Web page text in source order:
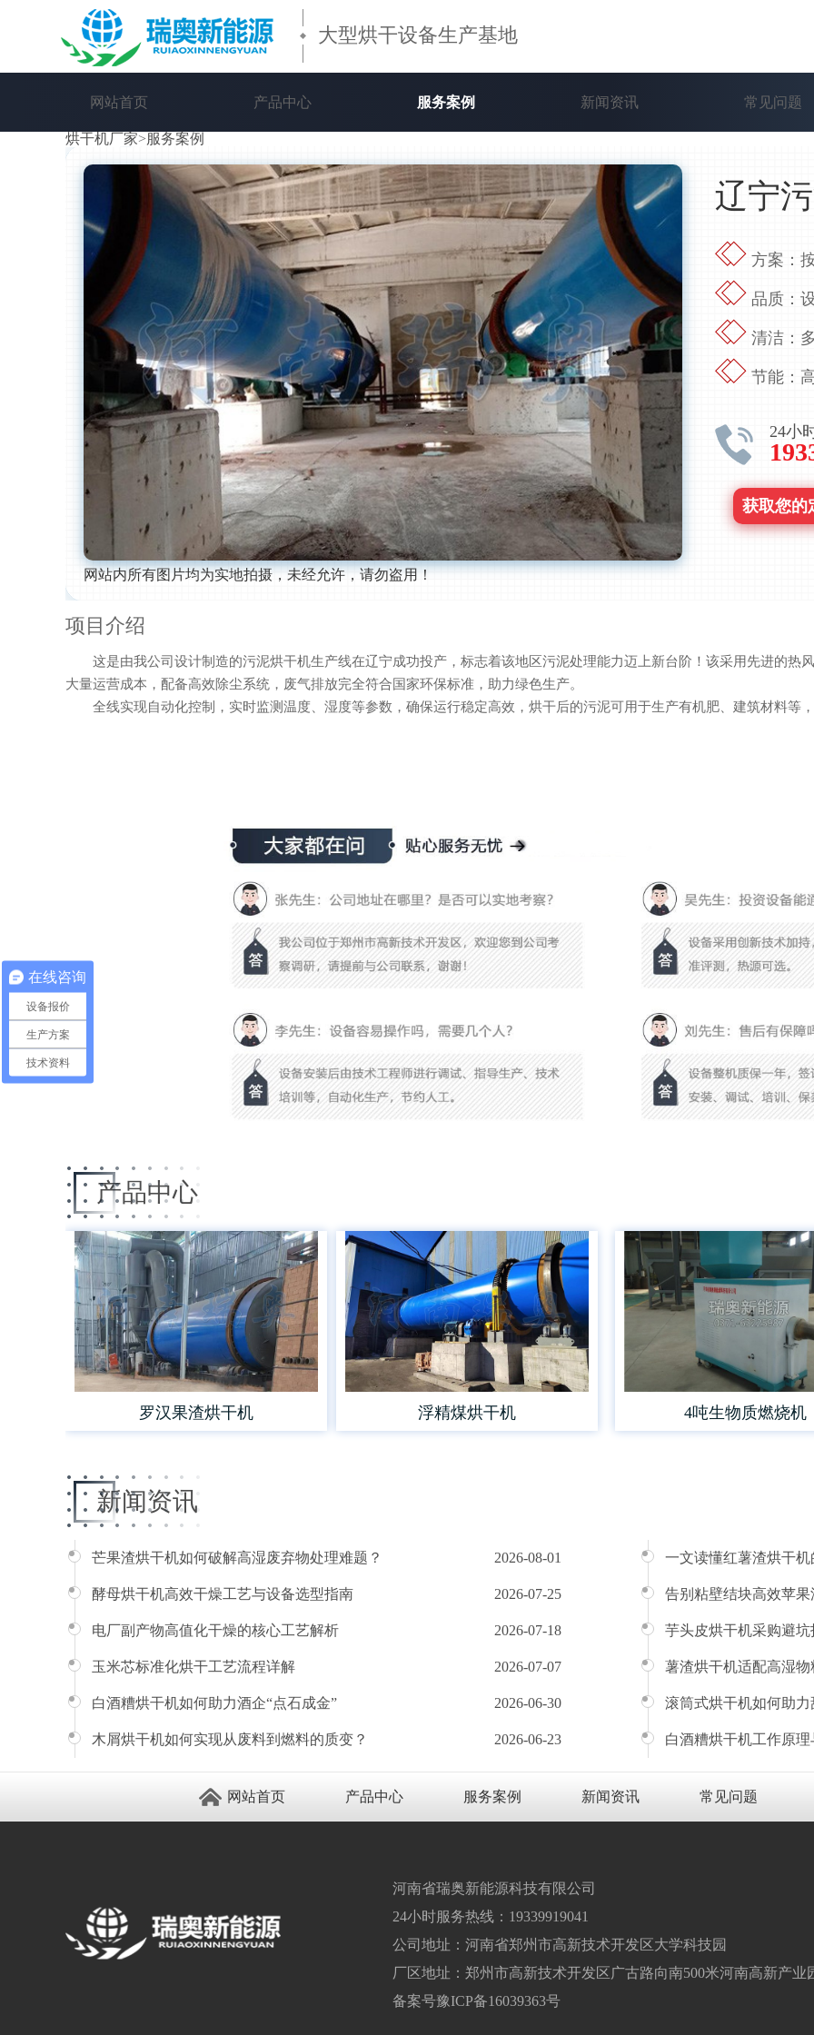
大型烘干设备生产基地
网站首页 产品中心 服务案例 新闻资讯 常见问题
烘干机厂家>服务案例
网站内所有图片均为实地拍摄，未经允许，请勿盗用！
辽宁
方案：
品质：
清洁：
节能：
24小
获取您的
项目介绍
这是由我公司设计制造的污泥烘干机生产线在辽宁成功投产，标志着该地区污泥处理能力迈上新台阶！该采用先进的热
大量运营成本，配备高效除尘系统，废气排放完全符合国家环保标准，助力绿色生产。
全线实现自动化控制，实时监测温度、湿度等参数，确保运行稳定高效，烘干后的污泥可用于生产有机肥、建筑材料等
产品中心
罗汉果渣烘干机 浮精煤烘干机 4吨生物质燃烧机
新闻资讯
芒果渣烘干机如何破解高湿废弃物处理难题？ 2026-08-01 一文读懂红薯渣烘干
酵母烘干机高效干燥工艺与设备选型指南 2026-07-25 告别粘壁结块高效苹
电厂副产物高值化干燥的核心工艺解析 2026-07-18 芋头皮烘干机采购避坑
玉米芯标准化烘干工艺流程详解 2026-07-07 薯渣烘干机适配高湿
白酒糟烘干机如何助力酒企“点石成金” 2026-06-30 滚筒式烘干机如何助
木屑烘干机如何实现从废料到燃料的质变？ 2026-06-23 白酒糟烘干机工作原
网站首页 产品中心 服务案例 新闻资讯 常见问题
河南省瑞奥新能源科技有限公司
24小时服务热线：19339919041
公司地址：河南省郑州市高新技术开发区大学科技园
厂区地址：郑州市高新技术开发区广古路向南500米河南高新产业
备案号豫ICP备16039363号
在线咨询
设备报价
生产方案
技术资料